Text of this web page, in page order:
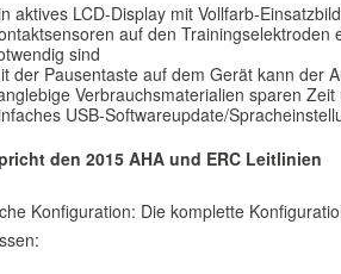
aktives LCD-Display mit Vollfarb-
auf den
sind
der Pausentaste auf dem Gerät kann der
Verbrauchsmaterialien sparen Zeit
USB-Softwareupdate/
den 2015 AHA und ERC Leitlinien
Konfiguration: Die komplette